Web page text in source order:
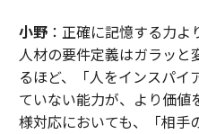
小野：正確に記憶する力よ
人材の要件定義はガラッと
るほど、「人をインスパイ
ていない能力が、より価値
様対応においても、「相手